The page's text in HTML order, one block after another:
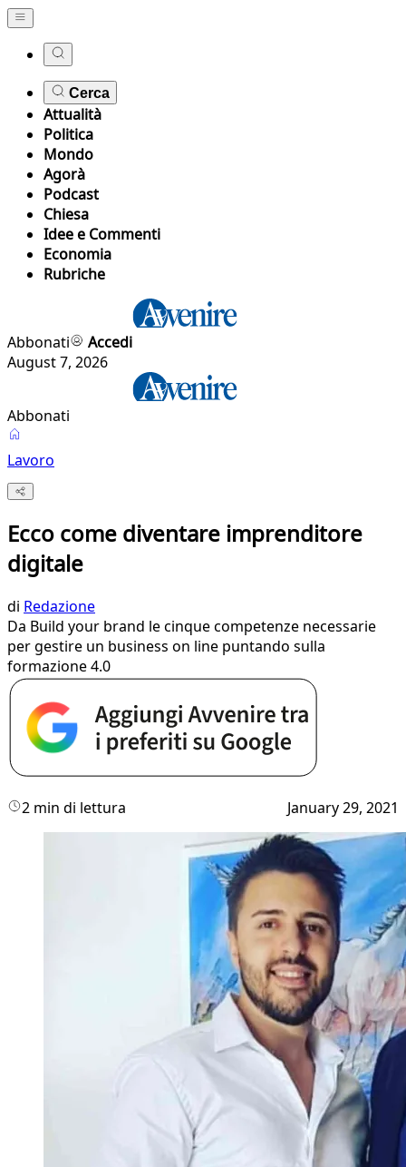
Cerca
Attualità
Politica
Mondo
Agorà
Podcast
Chiesa
Idee e Commenti
Economia
Rubriche
Abbonati
Accedi
August 7, 2026
Abbonati
Lavoro
Ecco come diventare imprenditore
digitale
di Redazione
Da Build your brand le cinque competenze necessarie
per gestire un business on line puntando sulla
formazione 4.0
2 min di lettura January 29, 2021